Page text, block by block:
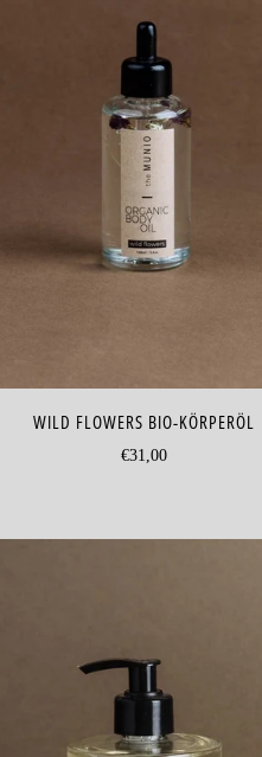
WILD FLOWERS BIO-KÖRPERÖL
€31,00